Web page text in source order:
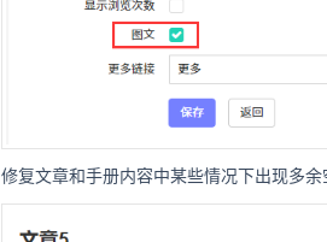
修复文章和手册内容中某些情况下出现多余